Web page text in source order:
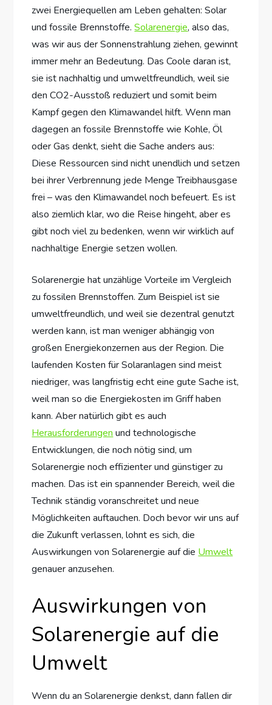
zwei Energiequellen am Leben gehalten: Solar
und fossile Brennstoffe.Solarenergie, also das,
was wir aus der Sonnenstrahlung ziehen, gewinnt
immer mehr an Bedeutung. Das Coole daran ist,
sie ist nachhaltig und umweltfreundlich, weil sie
den CO2-Ausstoß reduziert und somit beim
Kampf gegen den Klimawandel hilft. Wenn man
dagegen an fossile Brennstoffe wie Kohle, Öl
oder Gas denkt, sieht die Sache anders aus:
Diese Ressourcen sind nicht unendlich und setzen
bei ihrer Verbrennung jede Menge Treibhausgase
frei – was den Klimawandel noch befeuert. Es ist
also ziemlich klar, wo die Reise hingeht, aber es
gibt noch viel zu bedenken, wenn wir wirklich auf
nachhaltige Energie setzen wollen.
Solarenergie hat unzählige Vorteile im Vergleich
zu fossilen Brennstoffen. Zum Beispiel ist sie
umweltfreundlich, und weil sie dezentral genutzt
werden kann, ist man weniger abhängig von
großen Energiekonzernen aus der Region. Die
laufenden Kosten für Solaranlagen sind meist
niedriger, was langfristig echt eine gute Sache ist,
weil man so die Energiekosten im Griff haben
kann. Aber natürlich gibt es auch
Herausforderungen und technologische
Entwicklungen, die noch nötig sind, um
Solarenergie noch effizienter und günstiger zu
machen. Das ist ein spannender Bereich, weil die
Technik ständig voranschreitet und neue
Möglichkeiten auftauchen. Doch bevor wir uns auf
die Zukunft verlassen, lohnt es sich, die
Auswirkungen von Solarenergie auf die Umwelt
genauer anzusehen.
Auswirkungen von
Solarenergie auf die
Umwelt
Wenn du an Solarenergie denkst, dann fallen dir